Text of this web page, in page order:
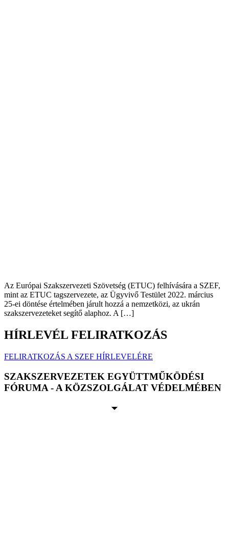
Az Európai Szakszervezeti Szövetség (ETUC) felhívására a SZEF,
mint az ETUC tagszervezete, az Ügyvivő Testület 2022. március
25-ei döntése értelmében járult hozzá a nemzetközi, az ukrán
szakszervezeteket segítő alaphoz. A […]
HÍRLEVÉL FELIRATKOZÁS
FELIRATKOZÁS A SZEF HÍRLEVELÉRE
SZAKSZERVEZETEK EGYÜTTMŰKÖDÉSI
FÓRUMA - A KÖZSZOLGÁLAT VÉDELMÉBEN